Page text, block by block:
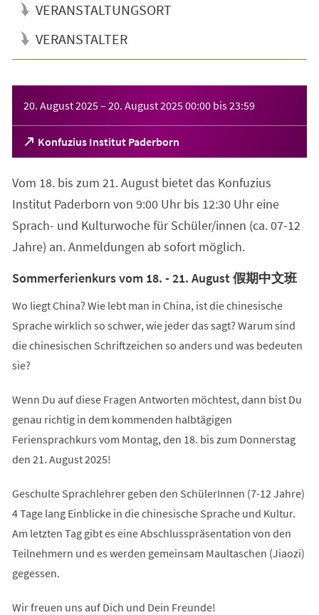
VERANSTALTUNGSORT
VERANSTALTER
20. August 2025– 20. August 202500:00 bis23:59
Konfuzius Institut Paderborn
(Öffnet
in
neuen
Tab)
Vom 18. bis zum 21. August bietet das Konfuzius
Institut Paderborn von 9:00 Uhr bis 12:30 Uhr eine
Sprach- und Kulturwoche für Schüler/innen (ca. 07-12
Jahre) an. Anmeldungen ab sofort möglich.
Sommerferienkurs vom 18. - 21. August 假期中文班
Wo liegt China? Wie lebt man in China, ist die chinesische
Sprache wirklich so schwer, wie jeder das sagt? Warum sind
die chinesischen Schriftzeichen so anders und was bedeuten
sie?
Wenn Du auf diese Fragen Antworten möchtest, dann bist Du
genau richtig in dem kommenden halbtägigen
Feriensprachkurs vom Montag, den 18. bis zum Donnerstag
den 21. August 2025!
Geschulte Sprachlehrer geben den SchülerInnen (7-12 Jahre)
4 Tage lang Einblicke in die chinesische Sprache und Kultur.
Am letzten Tag gibt es eine Abschlusspräsentation von den
Teilnehmern und es werden gemeinsam Maultaschen (Jiaozi)
gegessen.
Wir freuen uns auf Dich und Dein Freunde!